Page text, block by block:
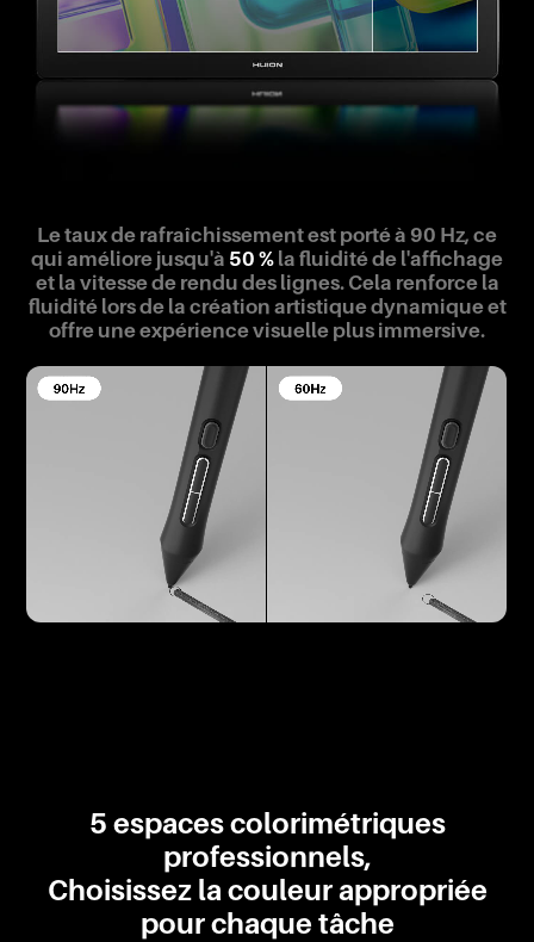
Le taux de rafraîchissement est porté à 90 Hz, ce
qui améliore jusqu'à 50 % la fluidité de l'affichage
et la vitesse de rendu des lignes. Cela renforce la
fluidité lors de la création artistique dynamique et
offre une expérience visuelle plus immersive.
5 espaces colorimétriques
professionnels,
Choisissez la couleur appropriée
pour chaque tâche